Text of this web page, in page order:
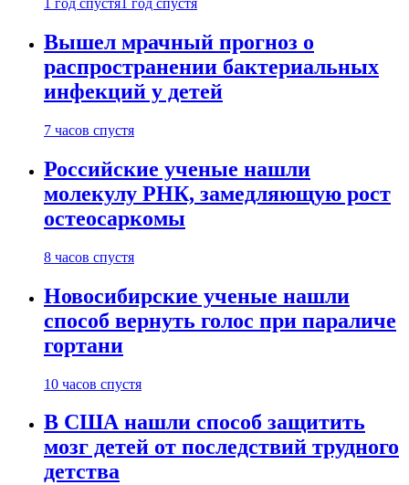
1 год спустя 1 год спустя
Вышел мрачный прогноз о
распространении бактериальных
инфекций у детей
7 часов спустя
Российские ученые нашли
молекулу РНК, замедляющую рост
остеосаркомы
8 часов спустя
Новосибирские ученые нашли
способ вернуть голос при параличе
гортани
10 часов спустя
В США нашли способ защитить
мозг детей от последствий трудного
детства